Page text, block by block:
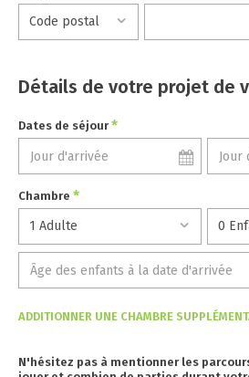
Détails de votre projet de
Dates de séjour*
Chambre *
ADDITIONNER UNE CHAMBRE
N'hésitez pas à mentionner les